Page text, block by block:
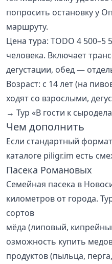
попросить остановку у
маршруту.
Цена тура: TODO 4 500–5
человека. Включает
дегустации, обед —
Возраст: с 14 лет (на
ходят со взрослыми,
→ Тур «В гости к
Чем дополнить
Если стандартный
каталоге piligr.im есть
Пасека Романовых
Семейная пасека в
километров от города.
сортов
мёда (липовый,
озможность купить
продуктов (пыльца,